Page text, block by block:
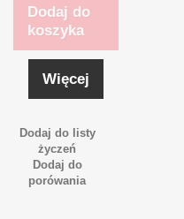
Dodaj do
koszyka
Więcej
Dodaj do listy
życzeń
Dodaj do
porówania